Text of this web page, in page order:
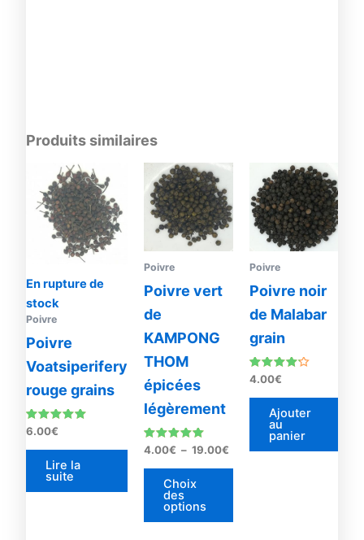
Produits similaires
En rupture de
stock
Poivre
Poivre
Voatsiperifery
rouge grains
Note
5.00
sur 5
6.00€
Lire la
suite
Poivre
Poivre vert
de
KAMPONG
THOM
épicées
légèrement
Note
5.00
sur 5
4.00€ – 19.00€
prix :
4.00€
à
19.00€
Choix
des
options
produit
a
plusieurs
variations.
Les
options
peuvent
choisies
sur
produit
Poivre
Poivre noir
de Malabar
grain
Note
4.00
sur 5
4.00€
Ajouter
au
panier